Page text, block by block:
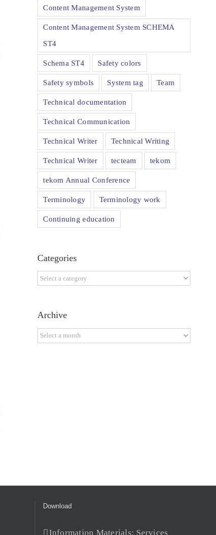
Content Management System
Content Management System SCHEMA
ST4
Schema ST4 Safety colors
Safety symbols System tag Team
Technical documentation
Technical Communication
Technical Writer Technical Writing
Technical Writer tecteam tekom
tekom Annual Conference
Terminology Terminology work
Continuing education
Categories
Categories
Archive
Archive
Download
Information Materials: Services